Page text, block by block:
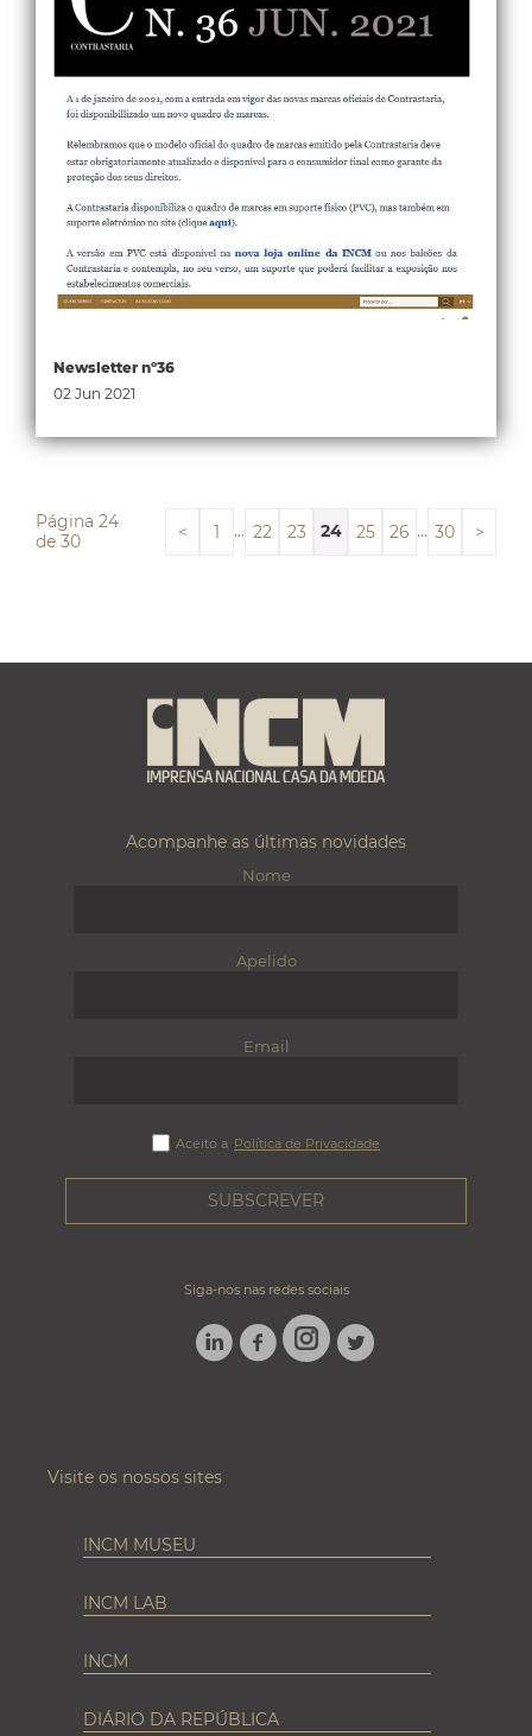
Newsletter nº36
02 Jun 2021
Página 24
de 30
< 1 … 22 23 24 25 26 … 30 >
Acompanhe as últimas novidades
Nome
Apelido
Email
Aceito a Política de Privacidade
Siga-nos nas redes sociais
LINKEDINFACEBOOK
INSTAGRAM
TWITTER
Visite os nossos sites
INCM MUSEU
INCM LAB
INCM
DIÁRIO DA REPÚBLICA